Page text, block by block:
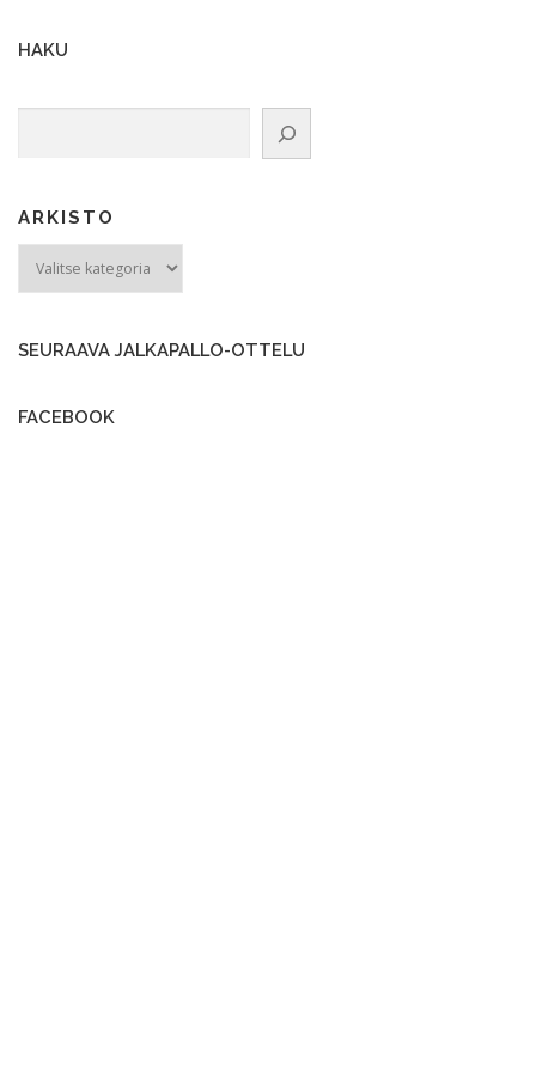
HAKU
ARKISTO
SEURAAVA JALKAPALLO-OTTELU
FACEBOOK